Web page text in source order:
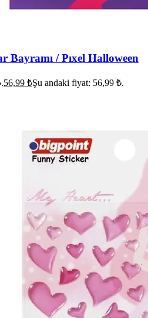
Bayramı / Pıxel Halloween
56,99 ₺Şu andaki fiyat: 56,99 ₺.